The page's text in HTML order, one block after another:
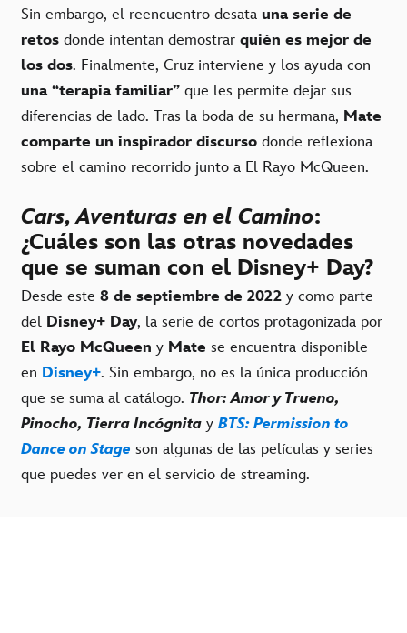
Sin embargo, el reencuentro desata una serie de
retos donde intentan demostrar quién es mejor de
los dos. Finalmente, Cruz interviene y los ayuda con
una “terapia familiar” que les permite dejar sus
diferencias de lado. Tras la boda de su hermana, Mate
comparte un inspirador discurso donde reflexiona
sobre el camino recorrido junto a El Rayo McQueen.
Cars, Aventuras en el Camino:
¿Cuáles son las otras novedades
que se suman con el Disney+ Day?
Desde este 8 de septiembre de 2022 y como parte
del Disney+ Day, la serie de cortos protagonizada por
El Rayo McQueen y Mate se encuentra disponible
en Disney+. Sin embargo, no es la única producción
que se suma al catálogo. Thor: Amor y Trueno,
Pinocho, Tierra Incógnita y BTS: Permission to
Dance on Stage son algunas de las películas y series
que puedes ver en el servicio de streaming.